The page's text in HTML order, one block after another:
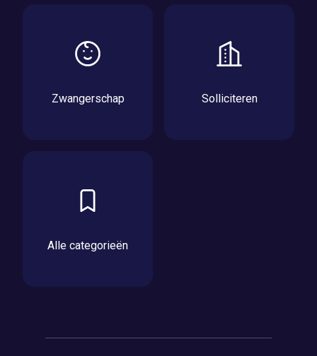
Zwangerschap Solliciteren
Alle categorieën